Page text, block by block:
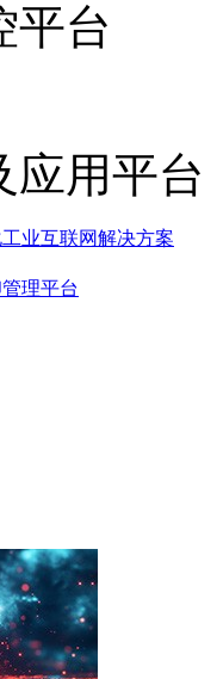
平台
应用平台
业互联网解决方案
理平台